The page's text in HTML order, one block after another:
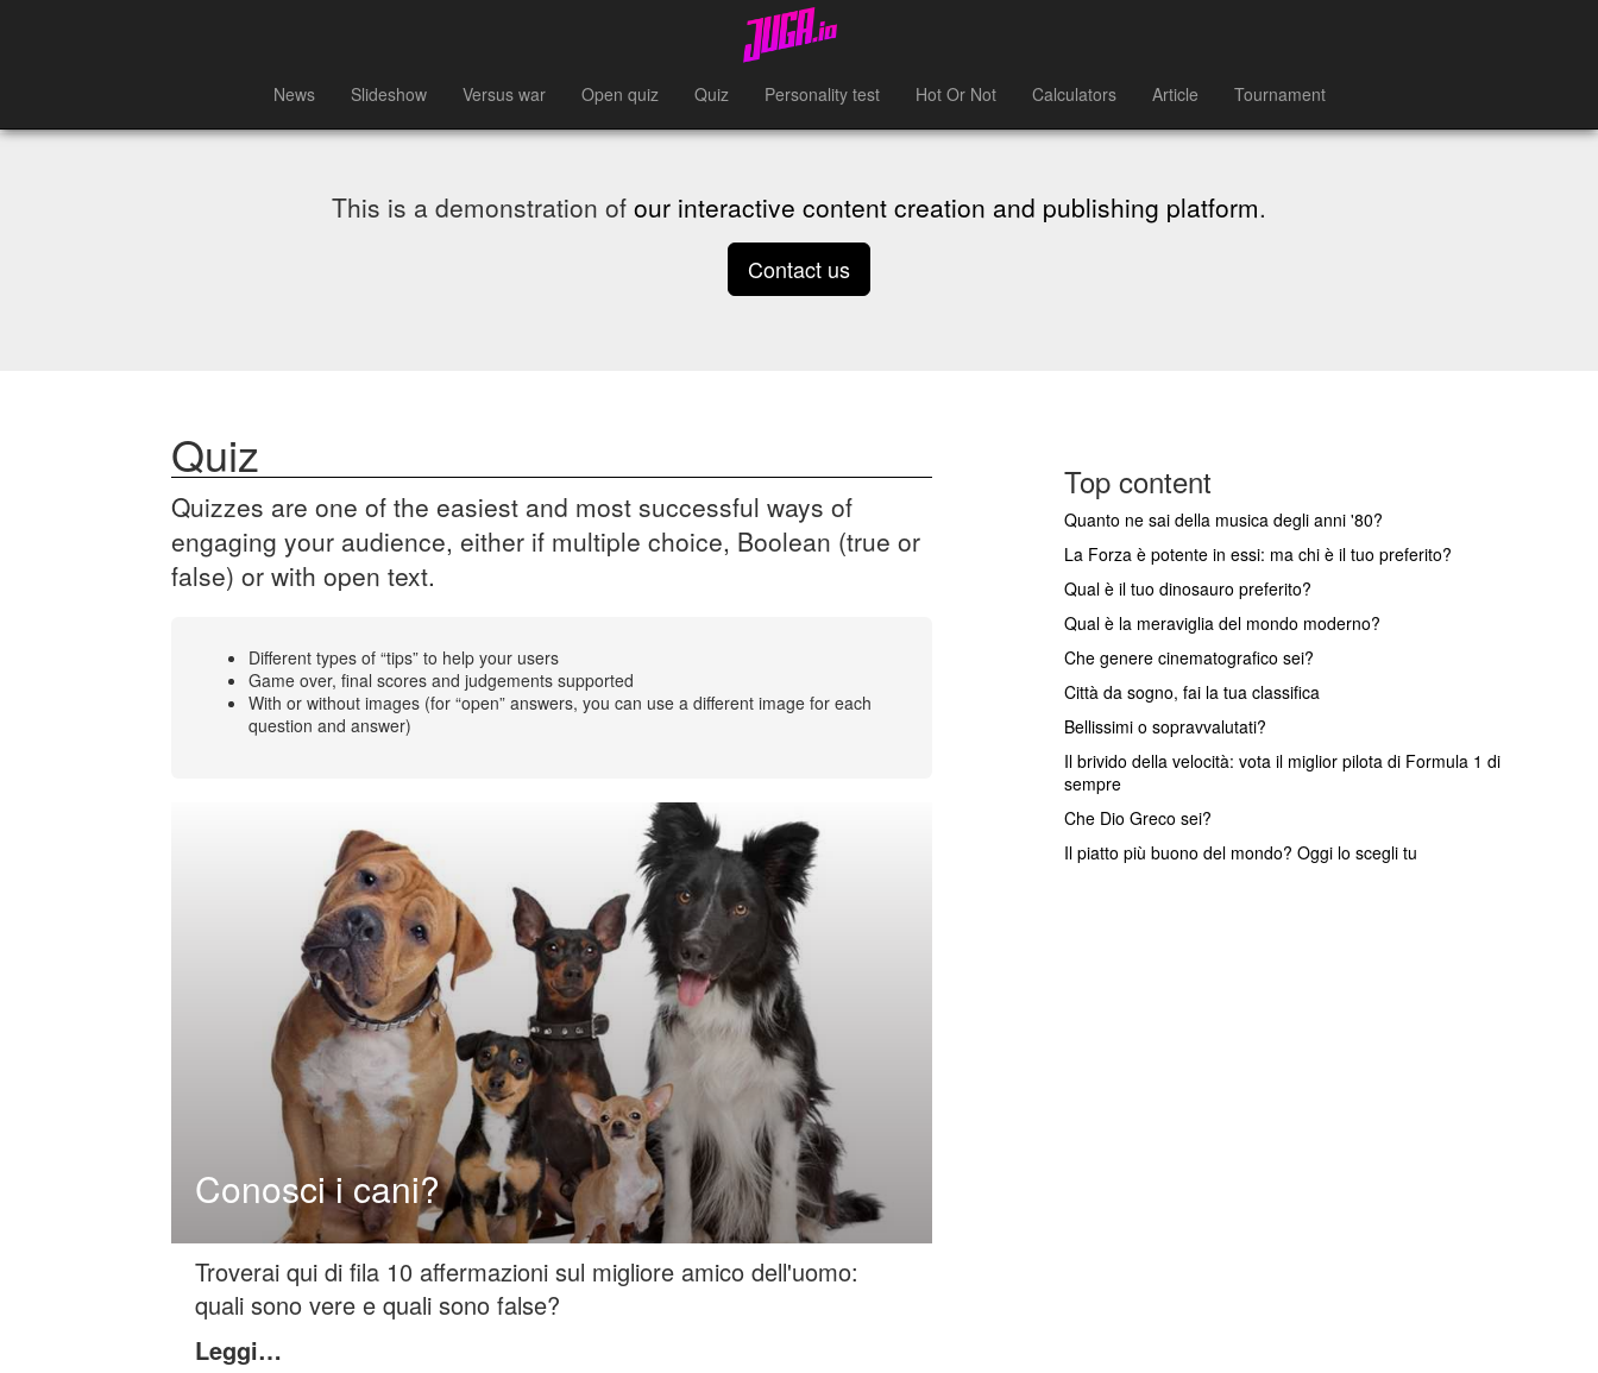
News Slideshow Versus war Open quiz Quiz Personality test Hot Or Not Calculators Article Tournament
This is a demonstration of our interactive content creation and publishing platform.
Contact us
Quiz
Quizzes are one of the easiest and most successful ways of
engaging your audience, either if multiple choice, Boolean (true or
false) or with open text.
Different types of “tips” to help your users
Game over, final scores and judgements supported
With or without images (for “open” answers, you can use a different image for each
question and answer)
Conosci i cani?
Troverai qui di fila 10 affermazioni sul migliore amico dell'uomo:
quali sono vere e quali sono false?
Leggi…
Top content
Quanto ne sai della musica degli anni '80?
La Forza è potente in essi: ma chi è il tuo preferito?
Qual è il tuo dinosauro preferito?
Qual è la meraviglia del mondo moderno?
Che genere cinematografico sei?
Città da sogno, fai la tua classifica
Bellissimi o sopravvalutati?
Il brivido della velocità: vota il miglior pilota di Formula 1 di
sempre
Che Dio Greco sei?
Il piatto più buono del mondo? Oggi lo scegli tu